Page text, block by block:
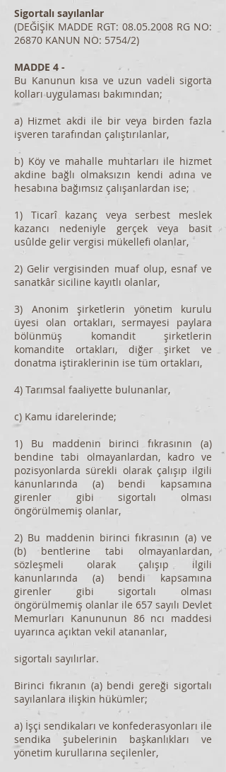
Sigortalı sayılanlar
(DEĞİŞİK MADDE RGT: 08.05.2008 RG NO:
26870 KANUN NO: 5754/2)
MADDE 4 -
Bu Kanunun kısa ve uzun vadeli sigorta
kolları uygulaması bakımından;
a) Hizmet akdi ile bir veya birden fazla
işveren tarafından çalıştırılanlar,
b) Köy ve mahalle muhtarları ile hizmet
akdine bağlı olmaksızın kendi adına ve
hesabına bağımsız çalışanlardan ise;
1) Ticarî kazanç veya serbest meslek
kazancı nedeniyle gerçek veya basit
usûlde gelir vergisi mükellefi olanlar,
2) Gelir vergisinden muaf olup, esnaf ve
sanatkâr siciline kayıtlı olanlar,
3) Anonim şirketlerin yönetim kurulu
üyesi olan ortakları, sermayesi paylara
bölünmüş komandit şirketlerin
komandite ortakları, diğer şirket ve
donatma iştiraklerinin ise tüm ortakları,
4) Tarımsal faaliyette bulunanlar,
c) Kamu idarelerinde;
1) Bu maddenin birinci fıkrasının (a)
bendine tabi olmayanlardan, kadro ve
pozisyonlarda sürekli olarak çalışıp ilgili
kanunlarında (a) bendi kapsamına
girenler gibi sigortalı olması
öngörülmemiş olanlar,
2) Bu maddenin birinci fıkrasının (a) ve
(b) bentlerine tabi olmayanlardan,
sözleşmeli olarak çalışıp ilgili
kanunlarında (a) bendi kapsamına
girenler gibi sigortalı olması
öngörülmemiş olanlar ile 657 sayılı Devlet
Memurları Kanununun 86 ncı maddesi
uyarınca açıktan vekil atananlar,
sigortalı sayılırlar.
Birinci fıkranın (a) bendi gereği sigortalı
sayılanlara ilişkin hükümler;
a) İşçi sendikaları ve konfederasyonları ile
sendika şubelerinin başkanlıkları ve
yönetim kurullarına seçilenler,